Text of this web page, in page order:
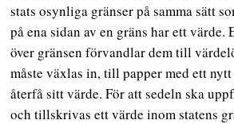
stats osynliga gränser på samma sätt
på ena sidan av en gräns har ett
över gränsen förvandlar dem till
måste växlas in, till papper med ett
återfå sitt värde. För att sedeln ska
och tillskrivas ett värde inom statens